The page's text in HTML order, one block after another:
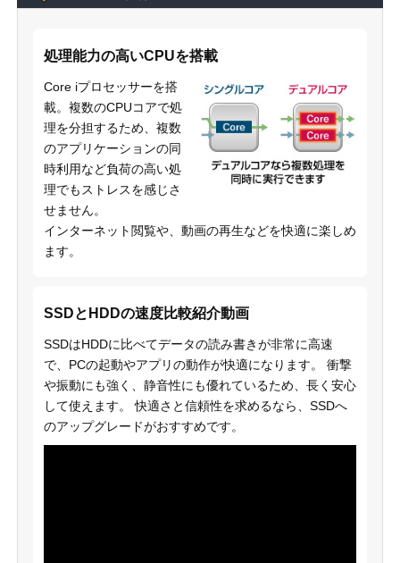
処理能力の高いCPUを搭載
Core iプロセッサーを搭
載。複数のCPUコアで処
理を分担するため、複数
のアプリケーションの同
時利用など負荷の高い処
理でもストレスを感じさ
せません。
インターネット閲覧や、動画の再生などを快適に楽しめ
ます。
SSDとHDDの速度比較紹介動画
SSDはHDDに比べてデータの読み書きが非常に高速
で、PCの起動やアプリの動作が快適になります。 衝撃
や振動にも強く、静音性にも優れているため、長く安心
して使えます。 快適さと信頼性を求めるなら、SSDへ
のアップグレードがおすすめです。